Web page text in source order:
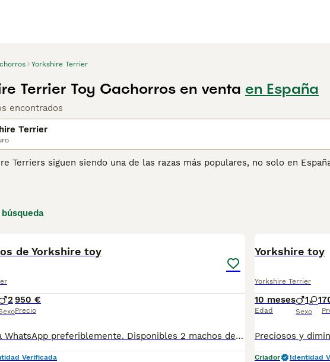
Yorkshire Terrier
Terrier Toy Cachorros en venta en España
encontrados
Terrier
Terriers siguen siendo una de las razas más populares, no solo en
sedoso, tiene una gran personalidad y siempre está listo para comerse el
de Yorkshire toy
2950 €
Precio
Contactad a WhatsApp preferiblemente. Disponibles 2 machos de Yorkshire toy. Se entregan vacunados, desparasitados, con cartilla sanitaria, microchip y contrato de garantía. Criados en ambiente familiar muy cuidados.
Verificada
Yorkshire toy
Yorkshire Terrier
10 meses
Edad
1 1
Sexo
Criador
Identidad